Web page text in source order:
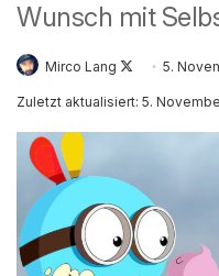
Wunsch mit
Mirco Lang
Follow
on
5.
Zuletzt aktualisiert: 5.